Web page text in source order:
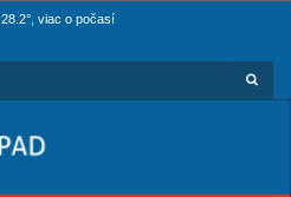
28.2°, viac o počasí